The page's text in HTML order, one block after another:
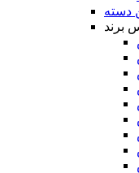
دسته
برند